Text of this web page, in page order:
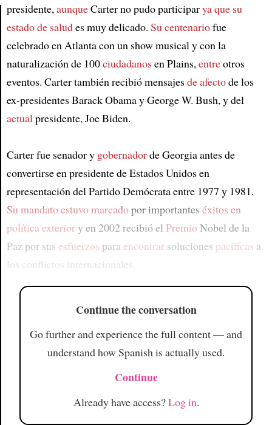
Article
presidente, aunqueCarter no pudo participarya que su
estado de saludes muy delicado. Su centenariofue
celebrado en Atlanta con un show musical y con la
naturalización de 100ciudadanosen Plains, entreotros
eventos. Carter también recibió mensajesde afectode los
ex-presidentes Barack Obama y George W. Bush, y del
actual presidente, Joe Biden.
Carter fue senador y gobernadorde Georgia antes de
convertirse en presidente de Estados Unidos en
representación del Partido Demócrata entre 1977 y 1981.
Su mandato estuvo marcadopor importantes éxitos en
política exteriory en 2002 recibió el PremioNobel de la
Paz por sus esfuerzos para encontrarsoluciones pacíficas a
los conflictos internacionales.
Continue the conversation
Go further and experience the full content — and
understand how Spanish is actually used.
Continue
Already have access?Log in.